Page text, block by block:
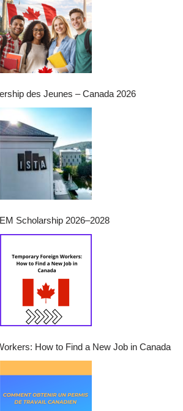
des Jeunes – Canada 2026
Scholarship 2026–2028
How to Find a New Job in Canada